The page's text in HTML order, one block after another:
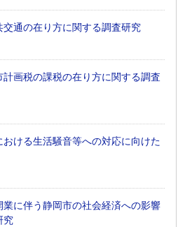
通の在り方に関する調査研究
画税の課税の在り方に関する調査
ける生活騒音等への対応に向けた
業に伴う静岡市の社会経済への影響
究